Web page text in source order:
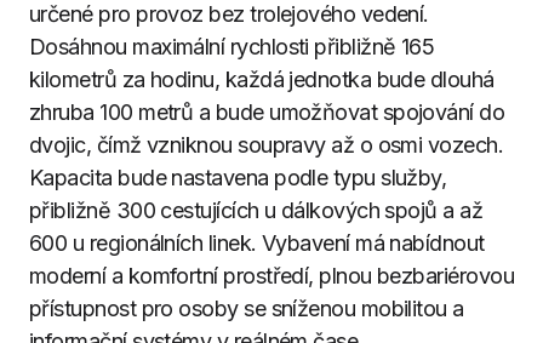
určené pro provoz bez trolejového vedení.
Dosáhnou maximální rychlosti přibližně 165
kilometrů za hodinu, každá jednotka bude dlouhá
zhruba 100 metrů a bude umožňovat spojování do
dvojic, čímž vzniknou soupravy až o osmi vozech.
Kapacita bude nastavena podle typu služby,
přibližně 300 cestujících u dálkových spojů a až
600 u regionálních linek. Vybavení má nabídnout
moderní a komfortní prostředí, plnou bezbariérovou
přístupnost pro osoby se sníženou mobilitou a